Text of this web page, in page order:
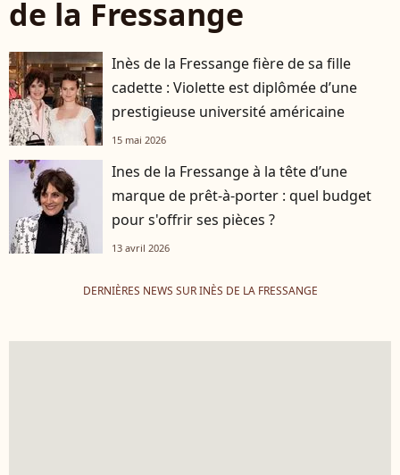
de la Fressange
Inès de la Fressange fière de sa fille
cadette : Violette est diplômée d’une
prestigieuse université américaine
15 mai 2026
Ines de la Fressange à la tête d’une
marque de prêt-à-porter : quel budget
pour s'offrir ses pièces ?
13 avril 2026
DERNIÈRES NEWS SUR INÈS DE LA FRESSANGE